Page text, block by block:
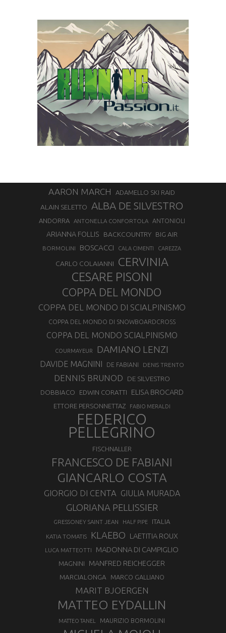
AARON MARCH ADAMELLO SKI RAID
ALAIN SELETTO ALBA DE SILVESTRO
ANDORRA ANTONELLA CONFORTOLA ANTONIOLI
ARIANNA FOLLIS BACKCOUNTRY BIG AIR
BORMOLINI BOSCACCI CALA CIMENTI CAREZZA
CARLO COLAIANNI CERVINIA
CESARE PISONI
COPPA DEL MONDO
COPPA DEL MONDO DI SCIALPINISMO
COPPA DEL MONDO DI SNOWBOARDCROSS
COPPA DEL MONDO SCIALPINISMO
COURMAYEUR DAMIANO LENZI
DAVIDE MAGNINI DE FABIANI DENIS TRENTO
DENNIS BRUNOD DE SILVESTRO
DOBBIACO EDWIN CORATTI ELISA BROCARD
ETTORE PERSONNETTAZ FABIO MERALDI
FEDERICO
PELLEGRINO
FISCHNALLER
FRANCESCO DE FABIANI
GIANCARLO COSTA
GIORGIO DI CENTA GIULIA MURADA
GLORIANA PELLISSIER
GRESSONEY SAINT JEAN HALF PIPE ITALIA
KATIA TOMATIS KLAEBO LAETITIA ROUX
LUCA MATTEOTTI MADONNA DI CAMPIGLIO
MAGNINI MANFRED REICHEGGER
MARCIALONGA MARCO GALLIANO
MARIT BJOERGEN
MATTEO EYDALLIN
MATTEO TANEL MAURIZIO BORMOLINI